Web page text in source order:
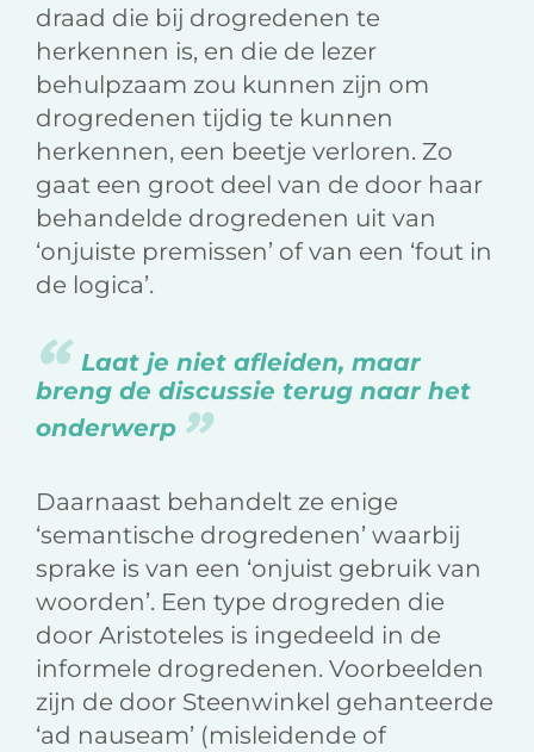
draad die bij drogredenen te
herkennen is, en die de lezer
behulpzaam zou kunnen zijn om
drogredenen tijdig te kunnen
herkennen, een beetje verloren. Zo
gaat een groot deel van de door haar
behandelde drogredenen uit van
‘onjuiste premissen’ of van een ‘fout in
de logica’.
Laat je niet afleiden, maar
breng de discussie terug naar het
onderwerp
Daarnaast behandelt ze enige
‘semantische drogredenen’ waarbij
sprake is van een ‘onjuist gebruik van
woorden’. Een type drogreden die
door Aristoteles is ingedeeld in de
informele drogredenen. Voorbeelden
zijn de door Steenwinkel gehanteerde
‘ad nauseam’ (misleidende of